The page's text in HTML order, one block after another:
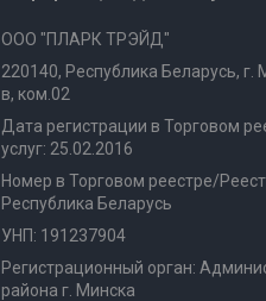
ООО "ПЛАРК ТРЭЙД"
220140, Республика Беларусь, г.
в, ком.02
Дата регистрации в Торговом
услуг: 25.02.2016
Номер в Торговом реестре/
Республика Беларусь
УНП: 191237904
Регистрационный орган:
района г. Минска